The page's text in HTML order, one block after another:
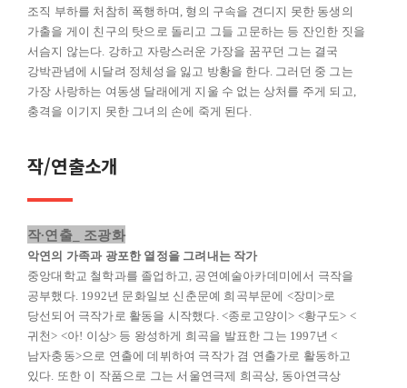
조직 부하를 처참히 폭행하며, 형의 구속을 견디지 못한 동생의
가출을 게이 친구의 탓으로 돌리고 그들 고문하는 등 잔인한 짓을
서슴지 않는다. 강하고 자랑스러운 가장을 꿈꾸던 그는 결국
강박관념에 시달려 정체성을 잃고 방황을 한다. 그러던 중 그는
가장 사랑하는 여동생 달래에게 지울 수 없는 상처를 주게 되고,
충격을 이기지 못한 그녀의 손에 죽게 된다.
작/연출소개
작∙연출_ 조광화
악연의 가족과 광포한 열정을 그려내는 작가
중앙대학교 철학과를 졸업하고, 공연예술아카데미에서 극작을
공부했다. 1992년 문화일보 신춘문예 희곡부문에 <장미>로
당선되어 극작가로 활동을 시작했다. <종로고양이> <황구도> <
귀천> <아! 이상> 등 왕성하게 희곡을 발표한 그는 1997년 <
남자충동>으로 연출에 데뷔하여 극작가 겸 연출가로 활동하고
있다. 또한 이 작품으로 그는 서울연극제 희곡상, 동아연극상